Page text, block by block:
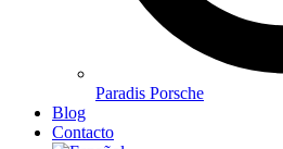
Paradis Porsche
Blog
Contacto